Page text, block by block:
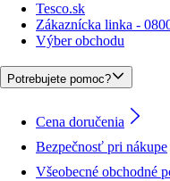
Tesco.sk
Zákaznícka linka -
Výber obchodu
Potrebujete pomoc?
Cena doručenia
Bezpečnosť pri nákupe
Všeobecné obchodné